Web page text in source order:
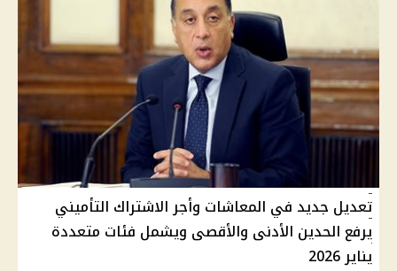
تعديل جديد في المعاشات وأجر الاشتراك التأميني
يرفع الحدين الأدنى والأقصى ويشمل فئات متعددة
يناير 2026